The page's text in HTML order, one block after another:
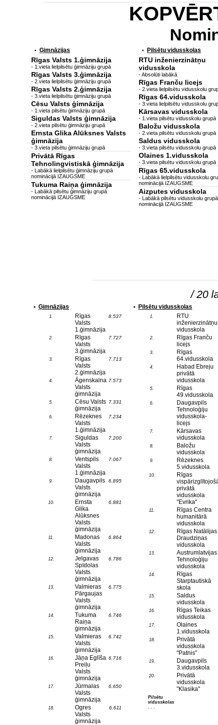
• Ģimnāzijas
Rīgas Valsts 1.ģimnāzija
- 1.vieta lielpilsētu ģimnāziju grupā
Rīgas Valsts 3.ģimnāzija
- 2.vieta lielpilsētu ģimnāziju grupā
Rīgas Valsts 2.ģimnāzija
- 3.vieta lielpilsētu ģimnāziju grupā
Cēsu Valsts ģimnāzija
- 1.vieta pilsētu ģimnāziju grupā
Siguldas Valsts ģimnāzija
- 2.vieta pilsētu ģimnāziju grupā
Ernsta Glika Alūksnes Valsts
ģimnāzija
- 3.vieta pilsētu ģimnāziju grupā
Privātā Rīgas
Tehnolingvistiskā ģimnāzija
- Labākā lielpilsētu ģimnāziju grupā
nominācijā IZAUGSME
Tukuma Raiņa ģimnāzija
- Labākā pilsētu ģimnāziju grupā
nominācijā IZAUGSME
• Pilsētu vidusskolas
RTU inženierzinātņu
vidusskola
- Absolūti labākā
Rīgas Franču licejs
- 2.vieta lielpilsētu vidusskolu
Rīgas 64.vidusskola
- 3.vieta lielpilsētu vidusskolu
Kārsavas vidusskola
- 1.vieta pilsētu vidusskolu grupā
Baložu vidusskola
- 2.vieta pilsētu vidusskolu grupā
Saldus vidusskola
- 3.vieta pilsētu vidusskolu grupā
Olaines 1.vidusskola
- 3.vieta pilsētu vidusskolu grupā
Rīgas 65.vidusskola
- Labākā lielpilsētu vidusskolu
nominācijā IZAUGSME
Aizputes vidusskola
- Labākā pilsētu vidusskolu grupā
nominācijā IZAUGSME
/ 20
• Ģimnāzijas
1.
Rīgas
Valsts
1.ģimnāzija
8.537
2.
Rīgas
Valsts
3.ģimnāzija
7.727
3.
Rīgas
Valsts
2.ģimnāzija
7.713
4.
Āgenskalna
Valsts
ģimnāzija
7.573
5.
Cēsu Valsts
ģimnāzija
7.331
6.
Rēzeknes
Valsts
1.ģimnāzija
7.234
7.
Siguldas
Valsts
ģimnāzija
7.200
8.
Ventspils
Valsts
1.ģimnāzija
7.067
9.
Daugavpils
Valsts
ģimnāzija
6.895
10.
Ernsta
Glika
Alūksnes
Valsts
ģimnāzija
6.881
11.
Madonas
Valsts
ģimnāzija
6.864
12.
Jelgavas
Spīdolas
Valsts
ģimnāzija
6.786
13.
Valmieras
Pārgaujas
Valsts
ģimnāzija
6.775
14.
Tukuma
Raiņa
ģimnāzija
6.746
15.
Valmieras
Valsts
ģimnāzija
6.742
16.
Jāņa Eglīša
Preiļu
Valsts
ģimnāzija
6.716
17.
Jūrmalas
Valsts
ģimnāzija
6.650
18.
Ogres
Valsts
ģimnāzija
6.611
• Pilsētu vidusskolas
1.
RTU
inženierzinātņu
vidusskola
2.
Rīgas Franču
licejs
3.
Rīgas
64.vidusskola
4.
Habad Ebreju
privātā
vidusskola
5.
Rīgas
49.vidusskola
6.
Daugavpils
Tehnoloģiju
vidusskola-
licejs
7.
Kārsavas
vidusskola
8.
Baložu
vidusskola
9.
Rēzeknes
5.vidusskola
10.
Rīgas
privātā
vidusskola
"Evrika"
11.
Rīgas Centra
humanitārā
vidusskola
12.
Rīgas Natālijas
Draudziņas
vidusskola
13.
Austrumlatvijas
Tehnoloģiju
vidusskola
14.
Rīgas
Starptautiskā
skola
15.
Saldus
vidusskola
16.
Rīgas Teikas
vidusskola
17.
Olaines
1.vidusskola
18.
Privātā
vidusskola
"Patnis"
19.
Daugavpils
3.vidusskola
20.
Privātā
vidusskola
"Klasika"
Pilsētu
vidusskolas
. . .